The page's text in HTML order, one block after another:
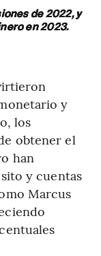
de 2022, y
en 2023.
y
los
obtener el
han
y cuentas
Marcus